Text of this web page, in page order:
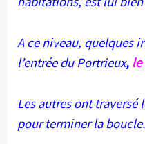
A ce niveau, quelques
l’entrée du Portrieux,
Les autres ont traversé
pour terminer la boucle.